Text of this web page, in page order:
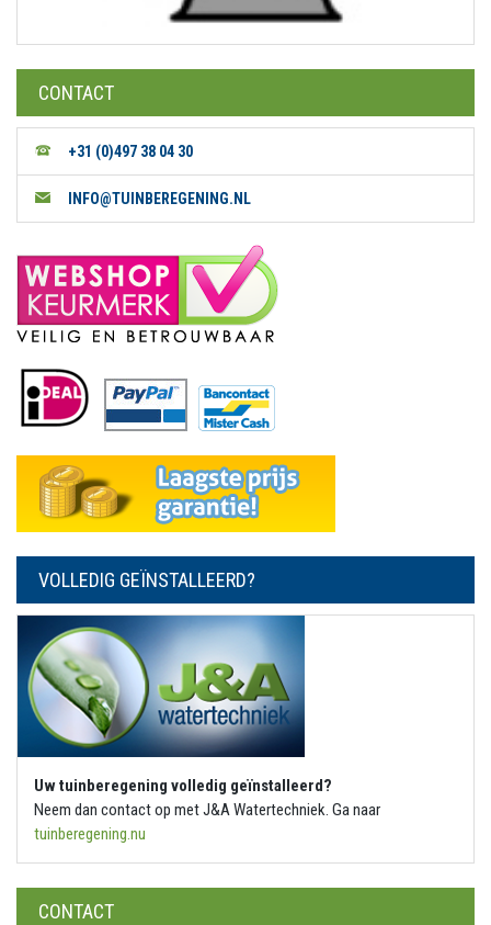
CONTACT
+31 (0)497 38 04 30
INFO@TUINBEREGENING.NL
VOLLEDIG GEÏNSTALLEERD?
Uw tuinberegening volledig geïnstalleerd?
Neem dan contact op met J&A Watertechniek. Ga naar
tuinberegening.nu
CONTACT